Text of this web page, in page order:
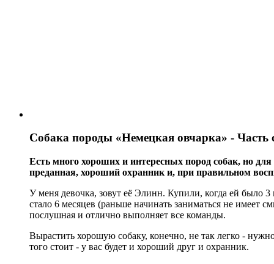
Собака породы «Немецкая овчарка» - Часть
Есть много хороших и интересных пород собак, но
преданная, хороший охранник и, при правильном
У меня девочка, зовут её Элинн. Купили, когда ей было
стало 6 месяцев (раньше начинать заниматься не имеет
послушная и отлично выполняет все команды.
Вырастить хорошую собаку, конечно, не так легко -
того стоит - у вас будет и хороший друг и охранник.